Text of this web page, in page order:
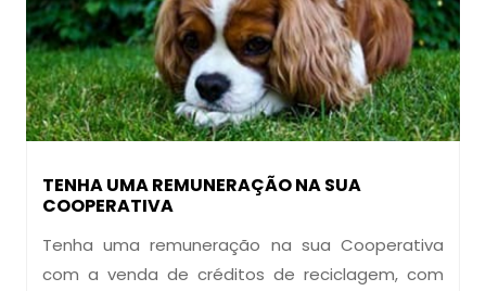
TENHA UMA REMUNERAÇÃO NA SUA
COOPERATIVA
Tenha uma remuneração na sua Cooperativa
com a venda de créditos de reciclagem, com